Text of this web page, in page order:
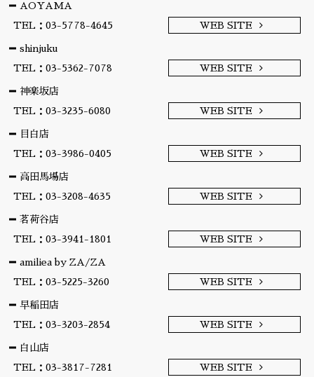
AOYAMA
TEL：03-5778-4645
WEB SITE
shinjuku
TEL：03-5362-7078
WEB SITE
神楽坂店
TEL：03-3235-6080
WEB SITE
目白店
TEL：03-3986-0405
WEB SITE
高田馬場店
TEL：03-3208-4635
WEB SITE
茗荷谷店
TEL：03-3941-1801
WEB SITE
amiliea by ZA/ZA
TEL：03-5225-3260
WEB SITE
早稲田店
TEL：03-3203-2854
WEB SITE
白山店
TEL：03-3817-7281
WEB SITE